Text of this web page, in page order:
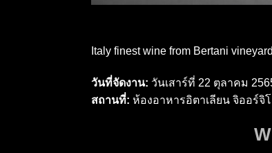
Italy finest wine from Bertani
วันที่จัดงาน: วันเสาร์ที่ 22 ตุลาคม
สถานที่: ห้องอาหารอิตาเลียน จิออร์จิ